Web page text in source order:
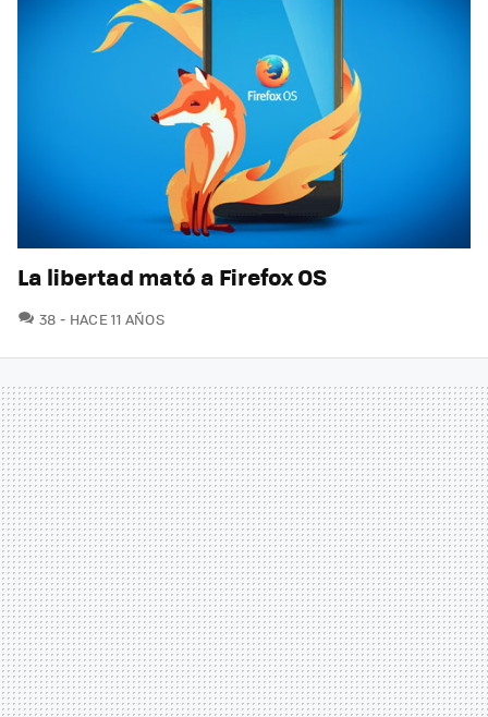
La libertad mató a Firefox OS
38 COMENTARIOS
HACE 11 AÑOS